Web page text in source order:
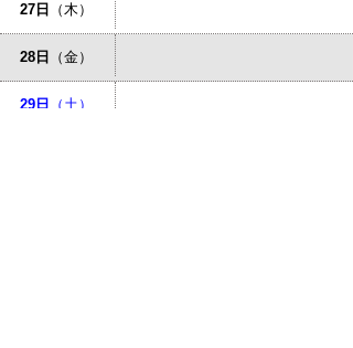
27日 （木）
28日 （金）
29日 （土）